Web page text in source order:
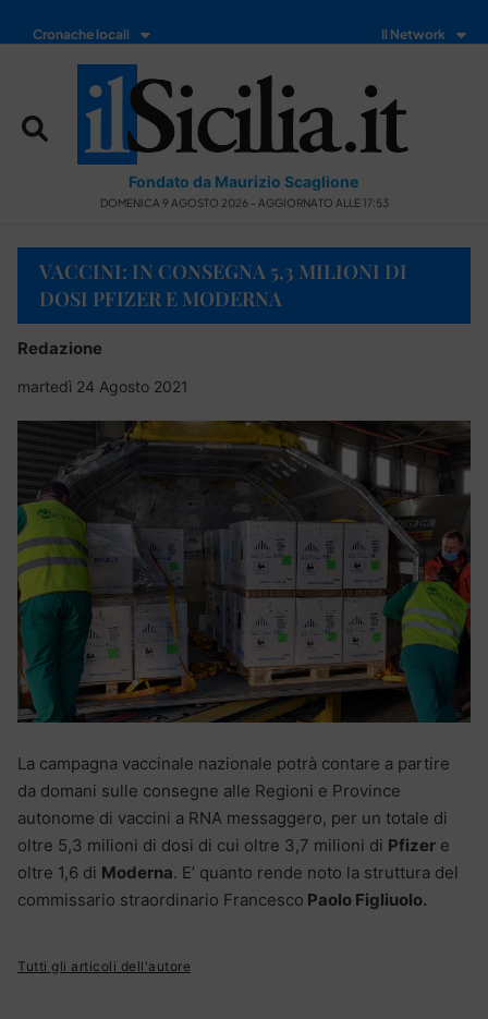
Cronache locali Il Network
Fondato da Maurizio Scaglione
DOMENICA 9 AGOSTO 2026 - AGGIORNATO ALLE 17:53
VACCINI: IN CONSEGNA 5,3 MILIONI DI
DOSI PFIZER E MODERNA
Redazione
martedì 24 Agosto 2021
La campagna vaccinale nazionale potrà contare a partire
da domani sulle consegne alle Regioni e Province
autonome di vaccini a RNA messaggero, per un totale di
oltre 5,3 milioni di dosi di cui oltre 3,7 milioni di Pfizer e
oltre 1,6 di Moderna. E’ quanto rende noto la struttura del
commissario straordinario Francesco Paolo Figliuolo.
Tutti gli articoli dell'autore